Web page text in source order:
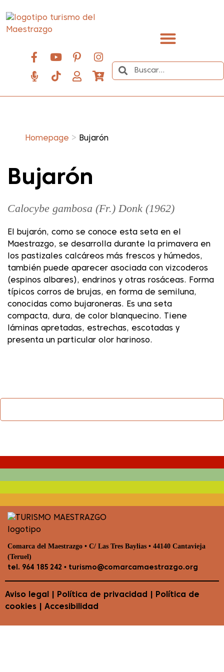
Homepage > Bujarón
Bujarón
Calocybe gambosa (Fr.) Donk (1962)
El bujarón, como se conoce esta seta en el
Maestrazgo, se desarrolla durante la primavera en
los pastizales calcáreos más frescos y húmedos,
también puede aparecer asociada con vizcoderos
(espinos albares), endrinos y otras rosáceas. Forma
típicos corros de brujas, en forma de semiluna,
conocidas como bujaroneras. Es una seta
compacta, dura, de color blanquecino. Tiene
láminas apretadas, estrechas, escotadas y
presenta un particular olor harinoso.
Comarca del Maestrazgo • C/ Las Tres Baylias • 44140 Cantavieja
(Teruel)
tel. 964 185 242 • turismo@comarcamaestrazgo.org
Aviso legal Política de privacidad
Política de
cookies
Accesibilidad